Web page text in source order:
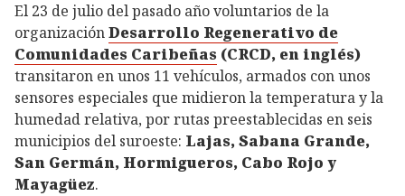
El 23 de julio del pasado año voluntarios de la
organizaciónDesarrollo Regenerativo de
Comunidades Caribeñas (CRCD, en inglés)
transitaron en unos 11 vehículos, armados con unos
sensores especiales que midieron la temperatura y la
humedad relativa, por rutas preestablecidas en seis
municipios del suroeste: Lajas, Sabana Grande,
San Germán, Hormigueros, Cabo Rojo y
Mayagüez.